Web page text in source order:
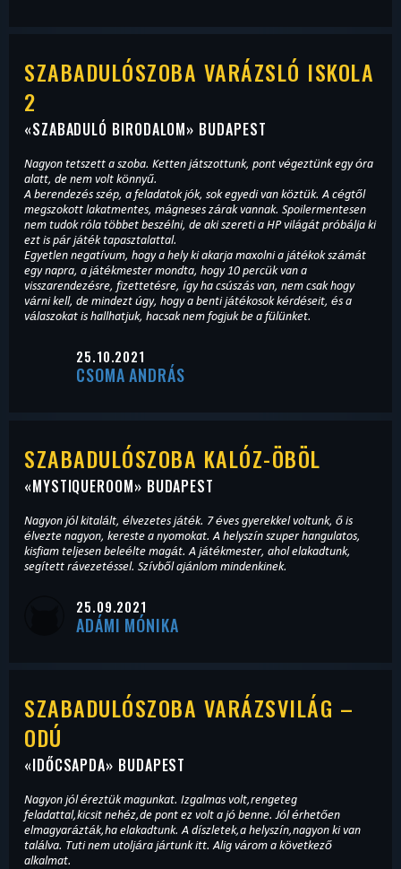
SZABADULÓSZOBA VARÁZSLÓ ISKOLA
2
«SZABADULÓ BIRODALOM» BUDAPEST
Nagyon tetszett a szoba. Ketten játszottunk, pont végeztünk egy óra
alatt, de nem volt könnyű.
A berendezés szép, a feladatok jók, sok egyedi van köztük. A cégtől
megszokott lakatmentes, mágneses zárak vannak. Spoilermentesen
nem tudok róla többet beszélni, de aki szereti a HP világát próbálja ki
ezt is pár játék tapasztalattal.
Egyetlen negatívum, hogy a hely ki akarja maxolni a játékok számát
egy napra, a játékmester mondta, hogy 10 percük van a
visszarendezésre, fizettetésre, így ha csúszás van, nem csak hogy
várni kell, de mindezt úgy, hogy a benti játékosok kérdéseit, és a
válaszokat is hallhatjuk, hacsak nem fogjuk be a fülünket.
25.10.2021
CSOMA ANDRÁS
SZABADULÓSZOBA KALÓZ-ÖBÖL
«MYSTIQUEROOM» BUDAPEST
Nagyon jól kitalált, élvezetes játék. 7 éves gyerekkel voltunk, ő is
élvezte nagyon, kereste a nyomokat. A helyszín szuper hangulatos,
kisfiam teljesen beleélte magát. A játékmester, ahol elakadtunk,
segített rávezetéssel. Szívből ajánlom mindenkinek.
25.09.2021
ADÁMI MÓNIKA
SZABADULÓSZOBA VARÁZSVILÁG –
ODÚ
«IDŐCSAPDA» BUDAPEST
Nagyon jól éreztük magunkat. Izgalmas volt,rengeteg
feladattal,kicsit nehéz,de pont ez volt a jó benne. Jól érhetően
elmagyarázták,ha elakadtunk. A díszletek,a helyszín,nagyon ki van
találva. Tuti nem utoljára jártunk itt. Alig várom a következő
alkalmat.